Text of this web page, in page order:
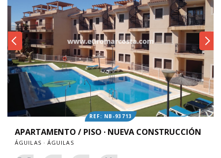
REF: NB-93713
APARTAMENTO / PISO · NUEVA CONSTRUCCIÓN
ÁGUILAS · ÁGUILAS